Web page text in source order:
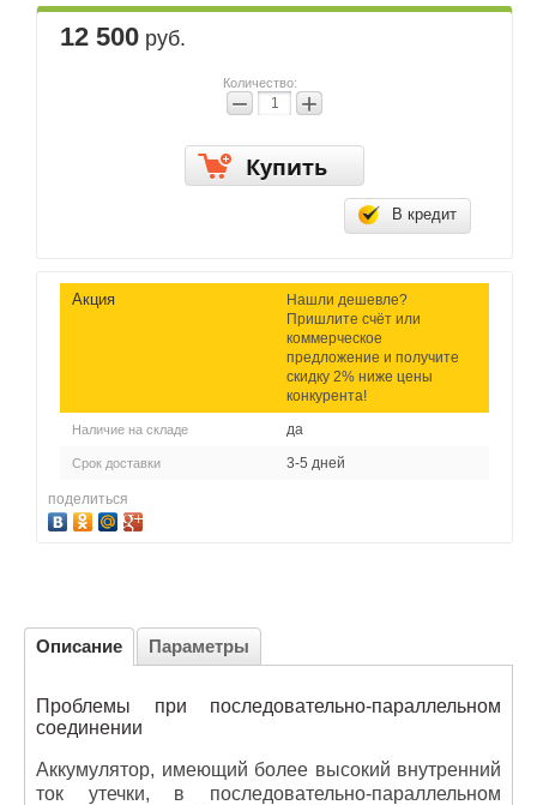
12 500 руб.
Количество:
− +
Купить
В кредит
Акция
Нашли дешевле?
Пришлите счёт или
коммерческое
предложение и получите
скидку 2% ниже цены
конкурента!
Наличие на складе да
Срок доставки 3-5 дней
поделиться
Описание Параметры
Проблемы при последовательно-параллельном
соединении
Аккумулятор, имеющий более высокий внутренний
ток утечки, в последовательно-параллельном